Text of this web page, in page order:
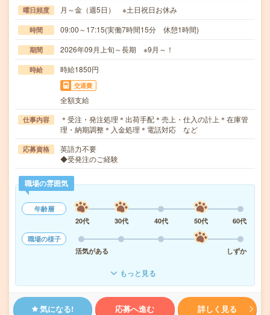
曜日頻度 月～金（週5日） ※土日祝日お休み
時間 09:00～17:15(実働7時間15分 休憩1時間)
期間 2026年09月上旬～長期 ※9月～！
時給 時給1850円
交通費
全額支給
仕事内容
＊受注・発注処理＊出荷手配＊売上・仕入の計上＊在庫管
理・納期調整＊入金処理＊電話対応 など
応募資格
英語力不要
◆受発注のご経験
職場の雰囲気
年齢層
20代
30代 40代 50代
60代
職場の様子
活気がある
しずか
もっと見る
気になる! 応募へ進む 詳しく見る